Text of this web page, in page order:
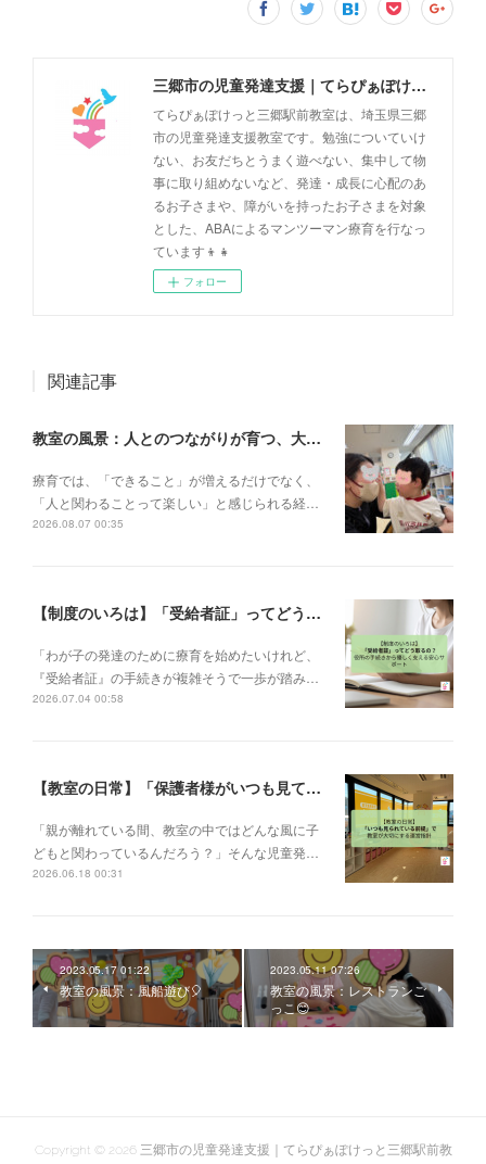
三郷市の児童発達支援｜てらぴぁぽけっと三郷駅前教室
てらぴぁぽけっと三郷駅前教室は、埼玉県三郷
市の児童発達支援教室です。勉強についていけ
ない、お友だちとうまく遊べない、集中して物
事に取り組めないなど、発達・成長に心配のあ
るお子さまや、障がいを持ったお子さまを対象
とした、ABAによるマンツーマン療育を行なっ
ています👦👧
フォロー
関連記事
教室の風景：人とのつながりが育つ、大切な一瞬🌼
療育では、「できること」が増えるだけでなく、
「人と関わることって楽しい」と感じられる経…
2026.08.07 00:35
【制度のいろは】「受給者証」ってどう取るの？申請の流れと、てらぴぁぽけっとの安心サポート✨
「わが子の発達のために療育を始めたいけれど、
『受給者証』の手続きが複雑そうで一歩が踏み…
2026.07.04 00:58
【教室の日常】「保護者様がいつも見ている前提で」。私たちが大切にする教室運営指針✨
「親が離れている間、教室の中ではどんな風に子
どもと関わっているんだろう？」そんな児童発…
2026.06.18 00:31
2023.05.17 01:22
教室の風景：風船遊び🎈
2023.05.11 07:26
教室の風景：レストランご
っこ😊
Copyright © 2026 三郷市の児童発達支援｜てらぴぁぽけっと三郷駅前教